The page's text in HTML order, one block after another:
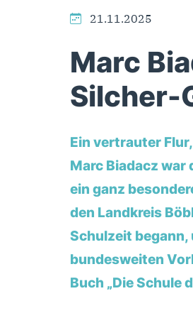
21.11.2025
Marc
Silcher-
Ein vertrauter
Marc Biadacz
ein ganz
den Landkreis
Schulzeit begann,
bundesweiten
Buch „Die Schule